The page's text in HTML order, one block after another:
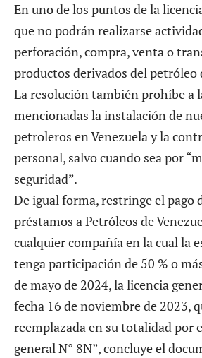
En uno de los puntos de la
que no podrán realizarse
perforación, compra, venta o
productos derivados del petróleo
La resolución también prohíbe a
mencionadas la instalación de
petroleros en Venezuela y la
personal, salvo cuando sea por
seguridad”.
De igual forma, restringe el pago
préstamos a Petróleos de
cualquier compañía en la cual la
tenga participación de 50 % o
de mayo de 2024, la licencia
fecha 16 de noviembre de 2023,
reemplazada en su totalidad por
general N° 8N”, concluye el